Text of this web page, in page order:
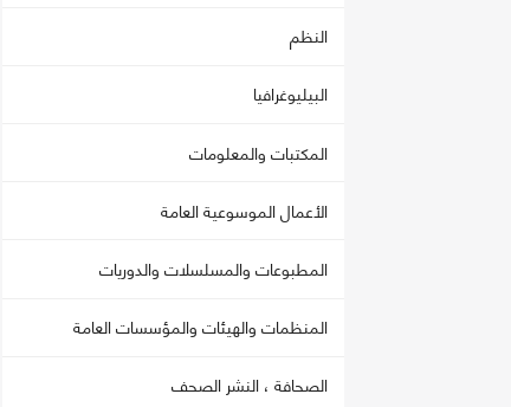
النظم
البيليوغرافيا
المكتبات والمعلومات
الأعمال الموسوعية العامة
المطبوعات والمسلسلات والدوريات
المنظمات والهيئات والمؤسسات العامة
الصحافة ، النشر الصحف